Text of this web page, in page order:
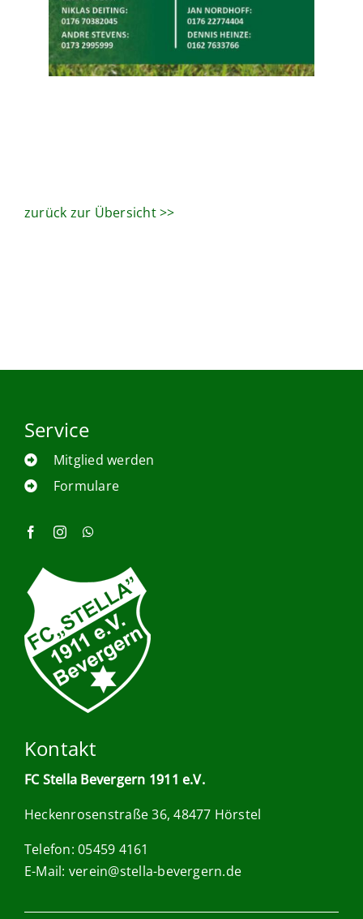
zurück zur Übersicht >>
Service
Mitglied werden
Formulare
Kontakt
FC Stella Bevergern 1911 e.V.
Heckenrosenstraße 36, 48477 Hörstel
Telefon: 05459 4161
E-Mail: verein@stella-bevergern.de